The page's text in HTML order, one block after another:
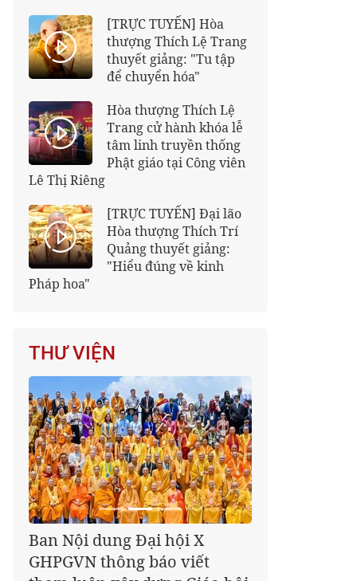
[TRỰC TUYẾN] Hòa
thượng Thích Lệ Trang
thuyết giảng: "Tu tập
để chuyển hóa"
Hòa thượng Thích Lệ
Trang cử hành khóa lễ
tâm linh truyền thống
Phật giáo tại Công viên
Lê Thị Riêng
[TRỰC TUYẾN] Đại lão
Hòa thượng Thích Trí
Quảng thuyết giảng:
"Hiểu đúng về kinh
Pháp hoa"
THƯ VIỆN
Giáo hội kêu gọi Tăng Ni,
Phật tử cả nước thể hiện tấm